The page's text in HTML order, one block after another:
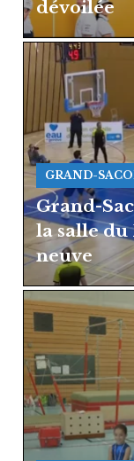
dévoilée
GRAND-
Grand-
la salle
neuve